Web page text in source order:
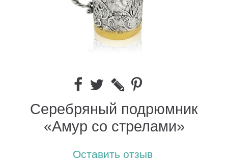
Серебряный подрюмник
«Амур со стрелами»
Оставить отзыв